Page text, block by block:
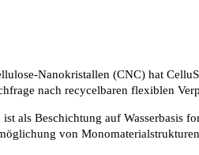
Nanokristallen (CNC) hat
nach recycelbaren flexiblen
als Beschichtung auf
von